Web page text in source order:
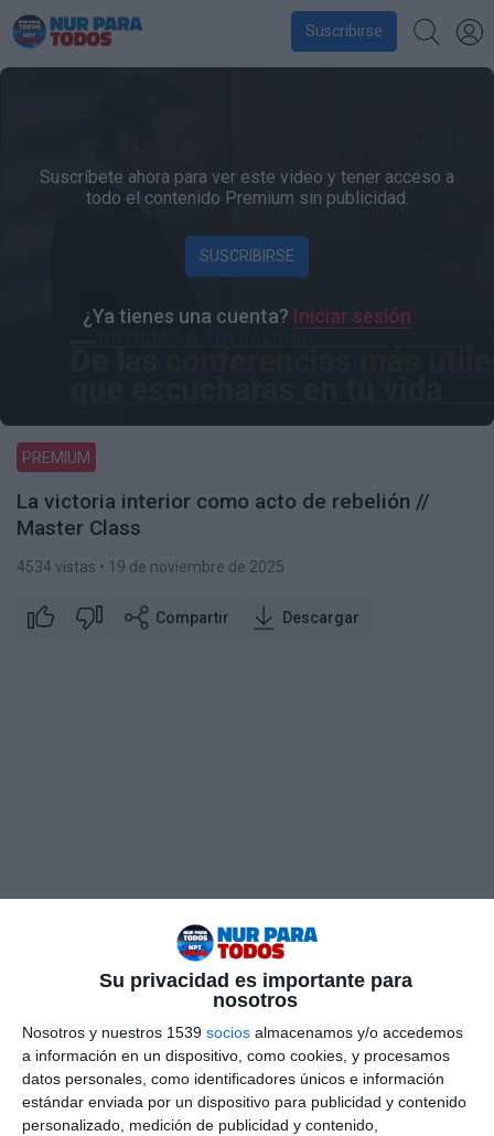
Su privacidad es importante para
nosotros
Nosotros y nuestros 1539 socios almacenamos y/o accedemos
a información en un dispositivo, como cookies, y procesamos
datos personales, como identificadores únicos e información
estándar enviada por un dispositivo para publicidad y contenido
personalizado, medición de publicidad y contenido,
Suscribirse
Suscríbete ahora para ver este video y tener acceso a
todo el contenido Premium sin publicidad.
SUSCRIBIRSE
¿Ya tienes una cuenta? Iniciar sesión
La victoria interior como acto de rebelión //
Master Class
PREMIUM
4534 vistas • 19 de noviembre de 2025
Compartir Descargar